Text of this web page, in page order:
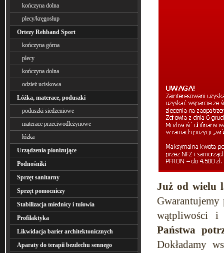
kończyna dolna
plecy/kręgosłup
Ortezy Rehband Sport
kończyna górna
plecy
kończyna dolna
odzież uciskowa
Łóżka, materace, poduszki
poduszki siedzeniowe
materace przeciwodleżynowe
łóżka
Urządzenia pionizujące
Podnośniki
Sprzęt sanitarny
Sprzęt pomocniczy
Stabilizacja miednicy i tułowia
Profilaktyka
Likwidacja barier architektonicznych
Aparaty do terapii bezdechu sennego
Już od wielu
Gwarantujemy
wątpliwości i
Państwa
Dokładamy